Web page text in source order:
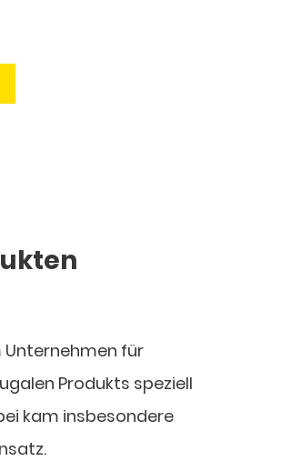
Unternehmen für
Produkts speziell
kam insbesondere